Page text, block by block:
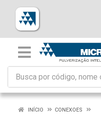
INÍCIO
CONEXOES